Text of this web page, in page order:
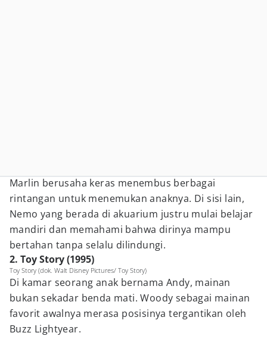
Marlin berusaha keras menembus berbagai
rintangan untuk menemukan anaknya. Di sisi lain,
Nemo yang berada di akuarium justru mulai belajar
mandiri dan memahami bahwa dirinya mampu
bertahan tanpa selalu dilindungi.
2. Toy Story (1995)
Toy Story (dok. Walt Disney Pictures/ Toy Story)
Di kamar seorang anak bernama Andy, mainan
bukan sekadar benda mati. Woody sebagai mainan
favorit awalnya merasa posisinya tergantikan oleh
Buzz Lightyear.